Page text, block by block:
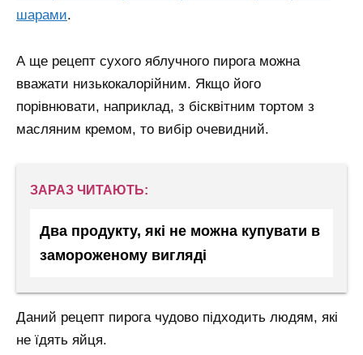
шарами.
А ще рецепт сухого яблучного пирога можна
вважати низькокалорійним. Якщо його
порівнювати, наприклад, з бісквітним тортом з
масляним кремом, то вибір очевидний.
ЗАРАЗ ЧИТАЮТЬ:
Два продукту, які не можна купувати в
замороженому вигляді
Даний рецепт пирога чудово підходить людям, які
не їдять яйця.